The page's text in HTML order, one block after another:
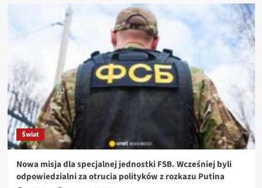
Świat
Nowa misja dla specjalnej jednostki FSB. Wcześniej byli
odpowiedzialni za otrucia polityków z rozkazu Putina